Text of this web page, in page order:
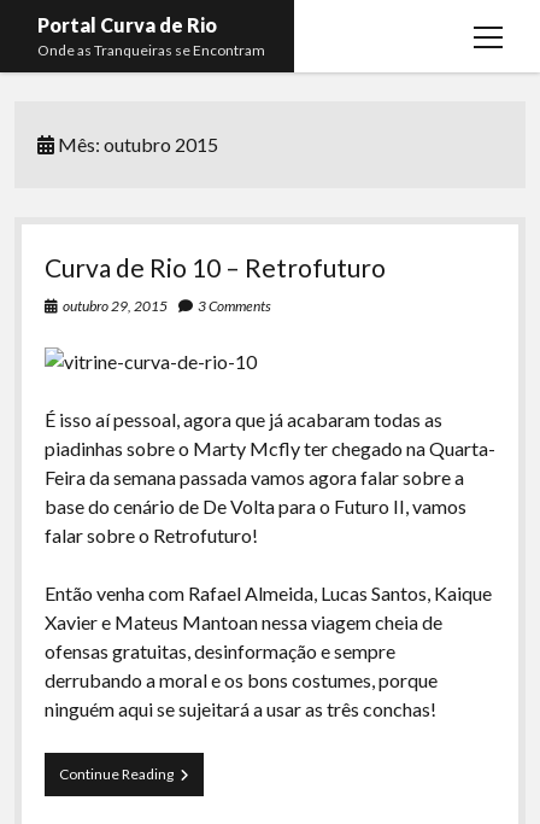
Portal Curva de Rio
Onde as Tranqueiras se Encontram
open
menu
Curva de Rio
Boca do Lixo
Rachão na Beira do RIo
Arquivo CDR
Papo Tranqueira
A Ripa É a Lei
Especiais
Preliminares
Membros
Rafael Almeida
Mês:outubro 2015
Curva de Rio 10 – Retrofuturo
outubro 29, 2015 3 Comments
É isso aí pessoal, agora que já acabaram todas as
piadinhas sobre o Marty Mcfly ter chegado na Quarta-
Feira da semana passada vamos agora falar sobre a
base do cenário de De Volta para o Futuro II, vamos
falar sobre o Retrofuturo!
Então venha com Rafael Almeida, Lucas Santos, Kaique
Xavier e Mateus Mantoan nessa viagem cheia de
ofensas gratuitas, desinformação e sempre
derrubando a moral e os bons costumes, porque
ninguém aqui se sujeitará a usar as três conchas!
Continue ReadingCurva
de